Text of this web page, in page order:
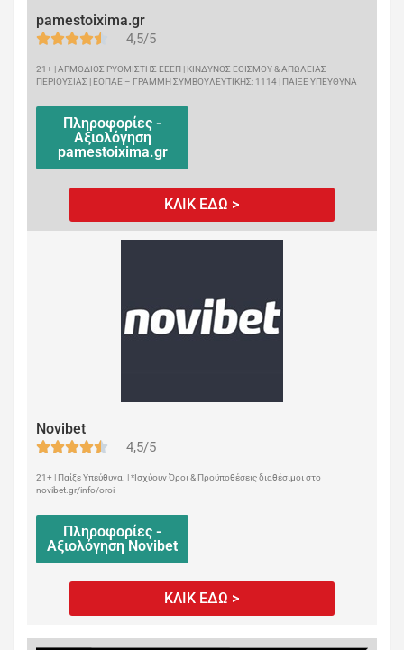
pamestoixima.gr
4,5/5
21+ | ΑΡΜΟΔΙΟΣ ΡΥΘΜΙΣΤΗΣ ΕΕΕΠ | ΚΙΝΔΥΝΟΣ ΕΘΙΣΜΟΥ & ΑΠΩΛΕΙΑΣ
ΠΕΡΙΟΥΣΙΑΣ | ΕΟΠΑΕ – ΓΡΑΜΜΗ ΣΥΜΒΟΥΛΕΥΤΙΚΗΣ: 1114 | ΠΑΙΞΕ ΥΠΕΥΘΥΝΑ
Πληροφορίες -
Αξιολόγηση
pamestoixima.gr
ΚΛΙΚ ΕΔΩ >
Novibet
4,5/5
21+ | Παίξε Υπεύθυνα. | *Ισχύουν Όροι & Προϋποθέσεις διαθέσιμοι στο
novibet.gr/info/oroi
Πληροφορίες -
Αξιολόγηση Novibet
ΚΛΙΚ ΕΔΩ >